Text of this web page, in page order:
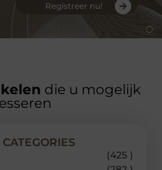
Registreer nu!
die u mogelijk
(425 )